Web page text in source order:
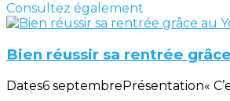
Consultez également
Bien réussir sa rentrée
Dates6 septembrePrésentation«